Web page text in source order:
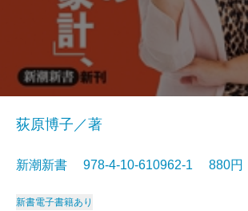
荻原博子／著
新潮新書 978-4-10-610962-1 880
新書電子書籍あり